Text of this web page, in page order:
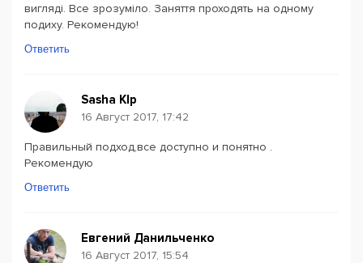
вигляді. Все зрозуміло. Заняття проходять на одному
подиху. Рекомендую!
Ответить
Sasha Klp
16 Август 2017, 17:42
Правильный подход,все доступно и понятно .
Рекомендую
Ответить
Евгений Данильченко
16 Август 2017, 15:54